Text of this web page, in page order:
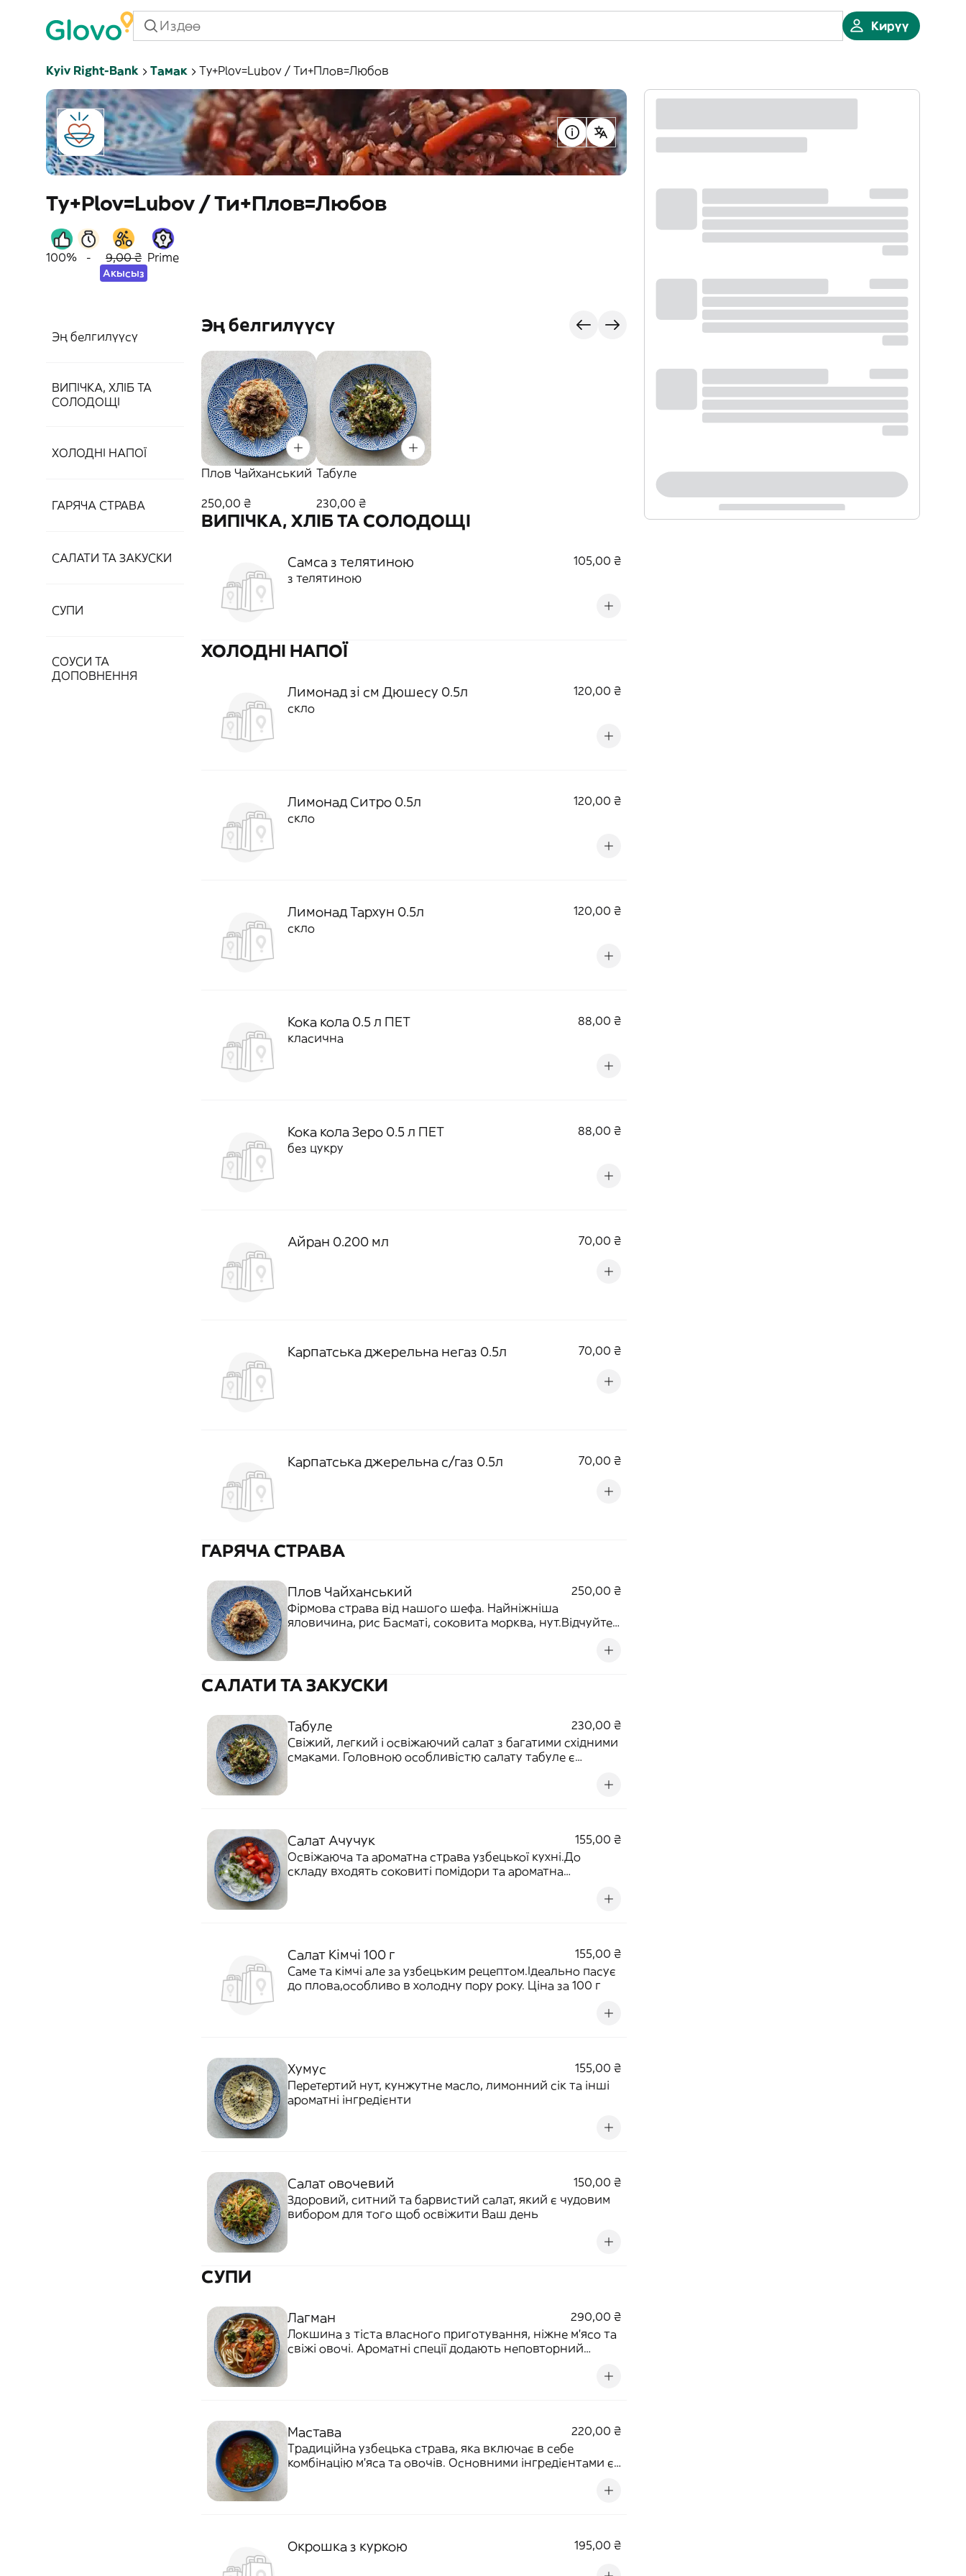
Кирүү
Kyiv Right-Bank Тамак Ty+Plov=Lubov / Ти+Плов=Любов
Ty+Plov=Lubov / Ти+Плов=Любов
100% - 9,00 ₴
Акысыз
Prime
Эң белгилүүсү
ВИПІЧКА, ХЛІБ ТА
СОЛОДОЩІ
ХОЛОДНІ НАПОЇ
ГАРЯЧА СТРАВА
САЛАТИ ТА ЗАКУСКИ
СУПИ
СОУСИ ТА
ДОПОВНЕННЯ
Эң белгилүүсү
Плов Чайханський
250,00 ₴
Табуле
230,00 ₴
ВИПІЧКА, ХЛІБ ТА СОЛОДОЩІ
Самса з телятиною
105,00 ₴
з телятиною
ХОЛОДНІ НАПОЇ
Лимонад зі см Дюшесу 0.5л
120,00 ₴
скло
Лимонад Ситро 0.5л
120,00 ₴
скло
Лимонад Тархун 0.5л
120,00 ₴
скло
Кока кола 0.5 л ПЕТ
88,00 ₴
класична
Кока кола Зеро 0.5 л ПЕТ
88,00 ₴
без цукру
Айран 0.200 мл 70,00 ₴
Карпатська джерельна негаз 0.5л 70,00 ₴
Карпатська джерельна с/газ 0.5л 70,00 ₴
ГАРЯЧА СТРАВА
Плов Чайханський
250,00 ₴
Фірмова страва від нашого шефа. Найніжніша
яловичина, рис Басматі, соковита морква, нут.Відчуйте
САЛАТИ ТА ЗАКУСКИ
Табуле
230,00 ₴
Свіжий, легкий і освіжаючий салат з багатими східними
смаками. Головною особливістю салату табуле є
Салат Ачучук
155,00 ₴
Освіжаюча та ароматна страва узбецької кухні.До
складу входять соковиті помідори та ароматна
Салат Кімчі 100 г
155,00 ₴
Саме та кімчі але за узбецьким рецептом.Ідеально пасує
до плова,особливо в холодну пору року. Ціна за 100 г
Хумус
155,00 ₴
Перетертий нут, кунжутне масло, лимонний сік та інші
ароматні інгредієнти
Салат овочевий
150,00 ₴
Здоровий, ситний та барвистий салат, який є чудовим
вибором для того щоб освіжити Ваш день
СУПИ
Лагман
290,00 ₴
Локшина з тіста власного приготування, ніжне м'ясо та
свіжі овочі. Ароматні спеції додають неповторний
Мастава
220,00 ₴
Традиційна узбецька страва, яка включає в себе
комбінацію м'яса та овочів. Основними інгредієнтами є
Окрошка з куркою 195,00 ₴